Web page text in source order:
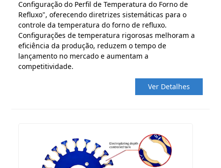
Configuração do Perfil de Temperatura do Forno de
Refluxo", oferecendo diretrizes sistemáticas para o
controle da temperatura do forno de refluxo.
Configurações de temperatura rigorosas melhoram a
eficiência da produção, reduzem o tempo de
lançamento no mercado e aumentam a
competitividade.
Ver Detalhes